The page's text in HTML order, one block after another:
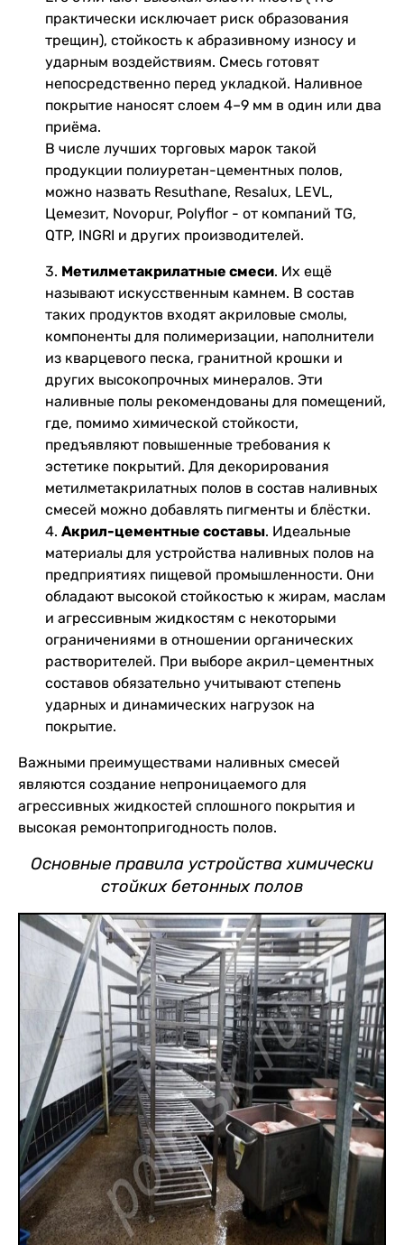
практически исключает риск образования
трещин), стойкость к абразивному износу и
ударным воздействиям. Смесь готовят
непосредственно перед укладкой. Наливное
покрытие наносят слоем 4–9 мм в один или два
приёма.
В числе лучших торговых марок такой
продукции полиуретан-цементных полов,
можно назвать Resuthane, Resalux, LEVL,
Цемезит, Novopur, Polyflor - от компаний TG,
QTP, INGRI и других производителей.
3. Метилметакрилатные смеси. Их ещё
называют искусственным камнем. В состав
таких продуктов входят акриловые смолы,
компоненты для полимеризации, наполнители
из кварцевого песка, гранитной крошки и
других высокопрочных минералов. Эти
наливные полы рекомендованы для помещений,
где, помимо химической стойкости,
предъявляют повышенные требования к
эстетике покрытий. Для декорирования
метилметакрилатных полов в состав наливных
смесей можно добавлять пигменты и блёстки.
4. Акрил-цементные составы. Идеальные
материалы для устройства наливных полов на
предприятиях пищевой промышленности. Они
обладают высокой стойкостью к жирам, маслам
и агрессивным жидкостям с некоторыми
ограничениями в отношении органических
растворителей. При выборе акрил-цементных
составов обязательно учитывают степень
ударных и динамических нагрузок на
покрытие.
Важными преимуществами наливных смесей
являются создание непроницаемого для
агрессивных жидкостей сплошного покрытия и
высокая ремонтопригодность полов.
Основные правила устройства химически
стойких бетонных полов